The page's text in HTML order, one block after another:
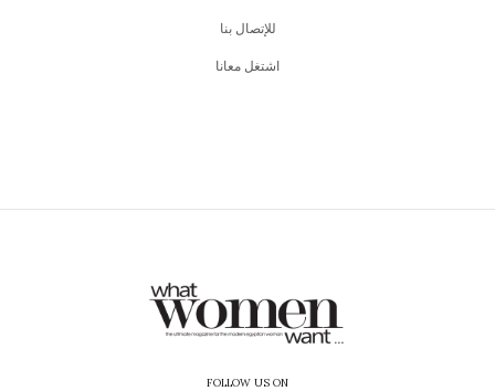
للإتصال بنا
اشتغل معانا
FOLLOW US ON